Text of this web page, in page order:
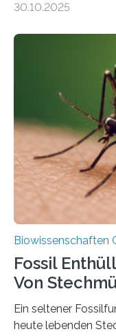
Landpflanzen
Grünalgen, die vor
lebten. Unter den
die noch heute in
Süßwasseralge
dieser Gruppe
mit
nächsten…
30.10.2025
Biowissenschaften
Fossil
Von
Ein seltener
heute lebenden